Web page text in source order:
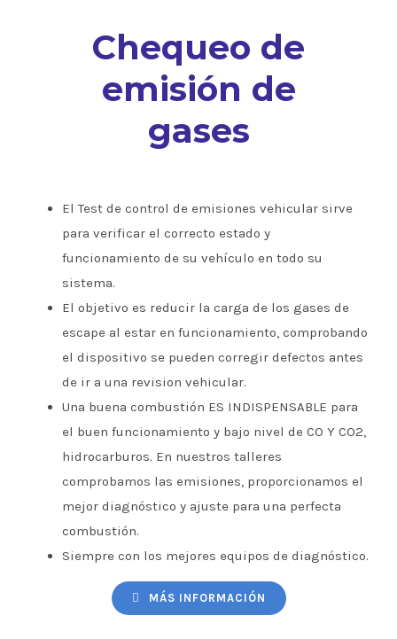
Chequeo de
emisión de
gases
El Test de control de emisiones vehicular sirve
para verificar el correcto estado y
funcionamiento de su vehículo en todo su
sistema.
El objetivo es reducir la carga de los gases de
escape al estar en funcionamiento, comprobando
el dispositivo se pueden corregir defectos antes
de ir a una revision vehicular.
Una buena combustión ES INDISPENSABLE para
el buen funcionamiento y bajo nivel de CO Y CO2,
hidrocarburos. En nuestros talleres
comprobamos las emisiones, proporcionamos el
mejor diagnóstico y ajuste para una perfecta
combustión.
Siempre con los mejores equipos de diagnóstico.
MÁS INFORMACIÓN